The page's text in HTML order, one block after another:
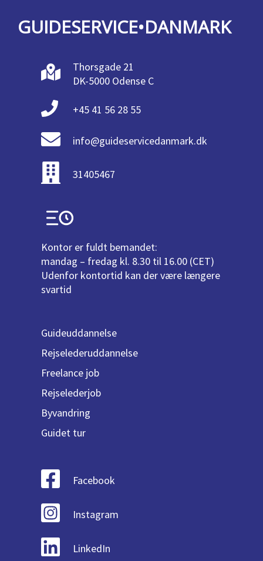
GUIDESERVICE•DANMARK
Thorsgade 21
DK-5000 Odense C
+45 41 56 28 55
info@guideservicedanmark.dk
31405467
Kontor er fuldt bemandet:
mandag – fredag kl. 8.30 til 16.00 (CET)
Udenfor kontortid kan der være længere
svartid
Guideuddannelse
Rejselederuddannelse
Freelance job
Rejselederjob
Byvandring
Guidet tur
Facebook
Instagram
LinkedIn